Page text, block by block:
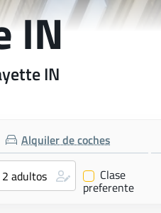
IN
IN
Alquiler de coches
✔ Clase
preferente